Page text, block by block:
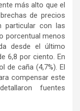
más alto que el
de precios
particular con las
porcentual menos
desde el último
6,8 por ciento. En
de caña (4,7%). El
compensar este
fuentes